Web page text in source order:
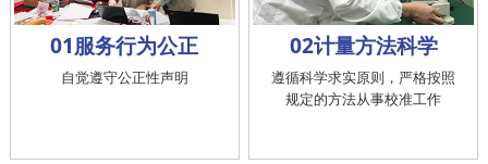
01服务行为公正
自觉遵守公正性声明
02计量方法科学
遵循科学求实原则，严格按照
规定的方法从事校准工作